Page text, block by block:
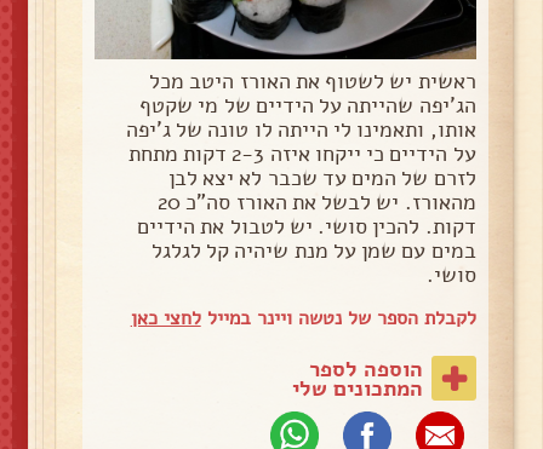
ראשית יש לשטוף את האורז היטב מכל
הג'יפה שהייתה על הידיים של מי שקטף
אותו, ותאמינו לי הייתה לו טונה של ג'יפה
על הידיים כי ייקחו איזה 2-3 דקות מתחת
לזרם של המים עד שכבר לא יצא לבן
מהאורז. יש לבשל את האורז סה"כ 20
דקות. להכין סושי. יש לטבול את הידיים
במים עם שמן על מנת שיהיה קל לגלגל
סושי.
לקבלת הספר של נטשה ויינר במייללחצי כאן
הוספה לספר
המתכונים שלי